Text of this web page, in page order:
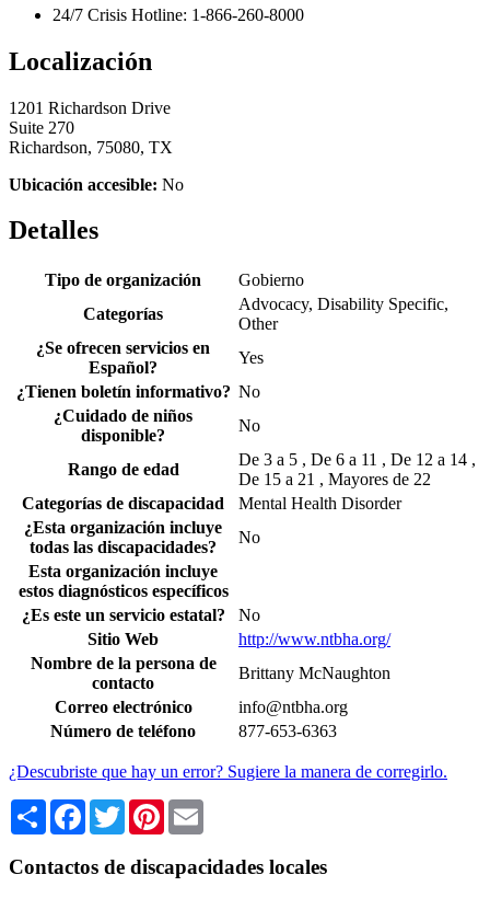
24/7 Crisis Hotline: 1-866-260-8000
Localización
1201 Richardson Drive
Suite 270
Richardson, 75080, TX
Ubicación accesible: No
Detalles
Tipo de organización
Gobierno
Categorías
Advocacy, Disability Specific,
Other
¿Se ofrecen servicios en
Español?
Yes
¿Tienen boletín informativo? No
¿Cuidado de niños
disponible?
No
Rango de edad
De 3 a 5 , De 6 a 11 , De 12 a 14 ,
De 15 a 21 , Mayores de 22
Categorías de discapacidad
Mental Health Disorder
¿Esta organización incluye
todas las discapacidades?
No
Esta organización incluye
estos diagnósticos específicos
¿Es este un servicio estatal?
No
Sitio Web
http://www.ntbha.org/
Nombre de la persona de
contacto
Brittany McNaughton
Correo electrónico
info@ntbha.org
Número de teléfono
877-653-6363
¿Descubriste que hay un error? Sugiere la manera de corregirlo.
Share Facebook
TwitterPinterest
Contactos de discapacidades locales